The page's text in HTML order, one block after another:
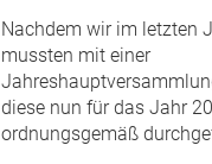
Nachdem wir im letzten
mussten mit einer
diese nun für das Jahr
ordnungsgemäß